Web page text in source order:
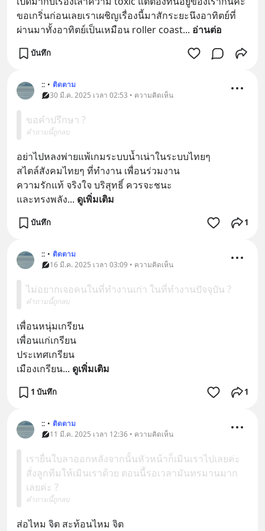
ขอเกริ่นก่อนเลยเราเผชิญเรื่องนี้มาสักระยะนึงอาทิตย์ที่
ผ่านมาทั้งอาทิตย์เป็นเหมือน roller coast... อ่านต่อ
บันทึก
:: • ติดตาม
30 มี.ค. 2025 เวลา 02:53 • ความคิดเห็น
ขอคำปรึกษา ?
คำถามนี้ถูกลบ
อย่าไปหลงพ่ายแพ้เกมระบบน้ำเน่าในระบบไทยๆ
สไตล์สังคมไทยๆ ที่ทำงาน เพื่อนร่วมงาน
ความรักแท้ จริงใจ บริสุทธิ์ ควรจะชนะ
และทรงพลัง... ดูเพิ่มเติม
บันทึก 1
:: • ติดตาม
16 มี.ค. 2025 เวลา 03:09 • ความคิดเห็น
ไม่อยากเจอคนในที่ทำงานเก่า ในที่ทำงานปัจจุบัน ?
คำถามนี้ถูกลบ
เพื่อนหนุ่มเกรียน
เพื่อนแก่เกรียน
ประเทศเกรียน
เมืองเกรียน... ดูเพิ่มเติม
1 บันทึก 1
:: • ติดตาม
11 มี.ค. 2025 เวลา 12:36 • ความคิดเห็น
เรายื่นใบลาออกหลังจากนั้นหัวหน้าก็เมินเราไปเลยค่ะ
สั่งลูกทีมให้เมินเราด้วย ตอนนี้รอเวลามันทรมานมาก
เลยค่ะ ?
คำถามนี้ถูกลบ
ส่อไหม จิต สะท้อนไหม จิต